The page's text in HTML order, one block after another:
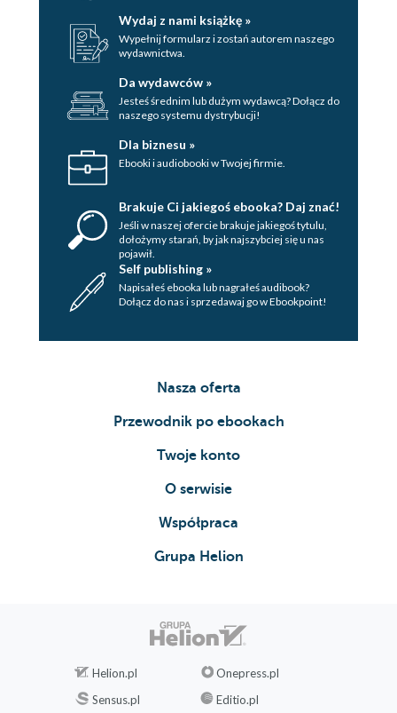
Wydaj z nami książkę »
Wypełnij formularz i zostań autorem naszego
wydawnictwa.
Da wydawców »
Jesteś średnim lub dużym wydawcą? Dołącz do
naszego systemu dystrybucji!
Dla biznesu »
Ebooki i audiobooki w Twojej firmie.
Brakuje Ci jakiegoś ebooka? Daj znać!
Jeśli w naszej ofercie brakuje jakiegoś tytulu,
dołożymy starań, by jak najszybciej się u nas
pojawił.
Self publishing »
Napisałeś ebooka lub nagrałeś audibook?
Dołącz do nas i sprzedawaj go w Ebookpoint!
Nasza oferta
Przewodnik po ebookach
Twoje konto
O serwisie
Współpraca
Grupa Helion
Helion.pl
Onepress.pl
Sensus.pl
Editio.pl